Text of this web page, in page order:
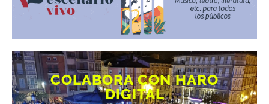
COLABORA CON HARO
DIGITAL